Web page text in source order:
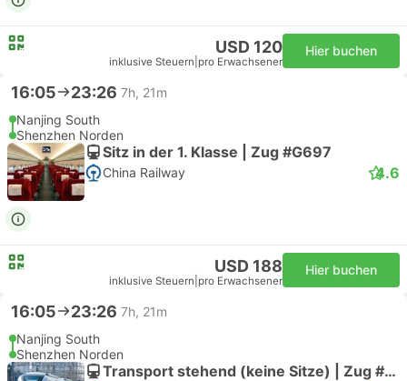
USD 120
inklusive Steuern pro Erwachsener
Hier buchen
16:05 23:26 7h, 21m
Nanjing South
Shenzhen Norden
Sitz in der 1. Klasse | Zug #G697
China Railway 4.6
USD 188
inklusive Steuern pro Erwachsener
Hier buchen
16:05 23:26 7h, 21m
Nanjing South
Shenzhen Norden
Transport stehend (keine Sitze) | Zug #G697